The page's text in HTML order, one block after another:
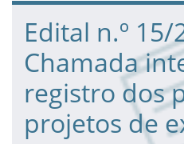
Fim da navegação
Início do conteúdo
Edital n.º 15/
Chamada
registro dos
projetos de